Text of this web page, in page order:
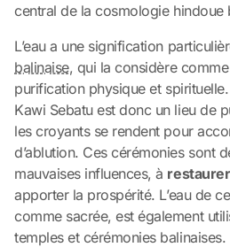
central de la cosmologie hindoue
L’eau a une signification
balinaise, qui la considère
purification physique et
Kawi Sebatu est donc un lieu de
les croyants se rendent pour
d’ablution. Ces cérémonies sont
mauvaises influences, à
apporter la prospérité. L’eau de
comme sacrée, est également
temples et cérémonies balinaises.